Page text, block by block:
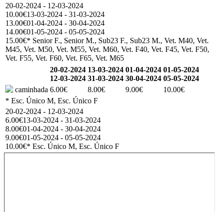
20-02-2024 - 12-03-2024
10.00€13-03-2024 - 31-03-2024
13.00€01-04-2024 - 30-04-2024
14.00€01-05-2024 - 05-05-2024
15.00€* Senior F., Senior M., Sub23 F., Sub23 M., Vet. M40, Vet.
M45, Vet. M50, Vet. M55, Vet. M60, Vet. F40, Vet. F45, Vet. F50,
Vet. F55, Vet. F60, Vet. F65, Vet. M65
20-02-2024
12-03-2024
13-03-2024
31-03-2024
01-04-2024
30-04-2024
01-05-2024
05-05-2024
caminhada 6.00€ 8.00€ 9.00€
10.00€
* Esc. Único M, Esc. Único F
20-02-2024 - 12-03-2024
6.00€13-03-2024 - 31-03-2024
8.00€01-04-2024 - 30-04-2024
9.00€01-05-2024 - 05-05-2024
10.00€* Esc. Único M, Esc. Único F